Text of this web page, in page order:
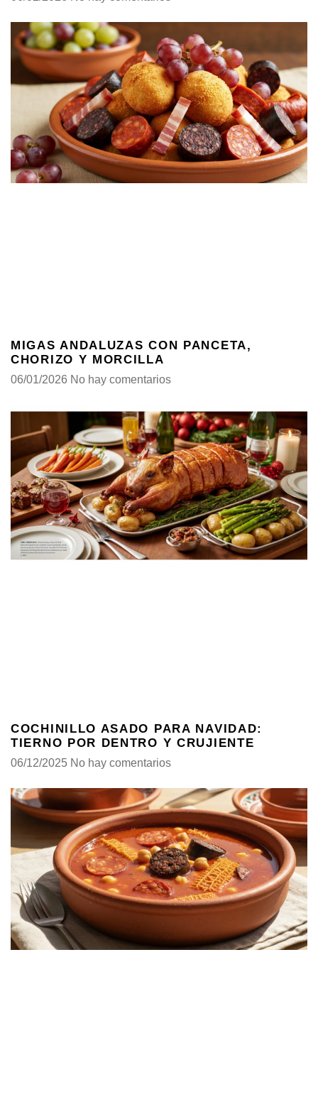
MIGAS ANDALUZAS CON PANCETA,
CHORIZO Y MORCILLA
06/01/2026 No hay comentarios
COCHINILLO ASADO PARA NAVIDAD:
TIERNO POR DENTRO Y CRUJIENTE
06/12/2025 No hay comentarios